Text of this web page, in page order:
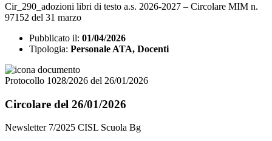
Cir_290_adozioni libri di testo a.s. 2026-2027 – Circolare MIM n.
97152 del 31 marzo
Pubblicato il: 01/04/2026
Tipologia: Personale ATA, Docenti
Protocollo 1028/2026 del 26/01/2026
Circolare del 26/01/2026
Newsletter 7/2025 CISL Scuola Bg